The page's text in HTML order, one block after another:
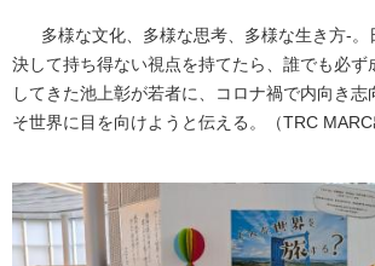
多様な文化、多様な思考、多様な生き方-。
決して持ち得ない視点を持てたら、誰でも必ず
してきた池上彰が若者に、コロナ禍で内向き志
そ世界に目を向けようと伝える。​
（TRC MARC